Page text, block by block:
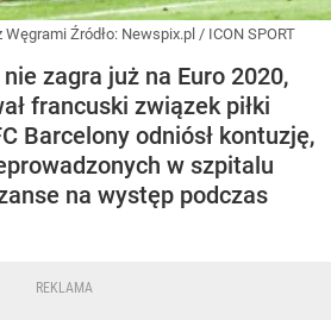
WęgramiŹródło: Newspix.pl / ICON SPORT
zagra już na Euro 2020,
francuski związek piłki
Barcelony odniósł kontuzję,
w szpitalu
na występ podczas